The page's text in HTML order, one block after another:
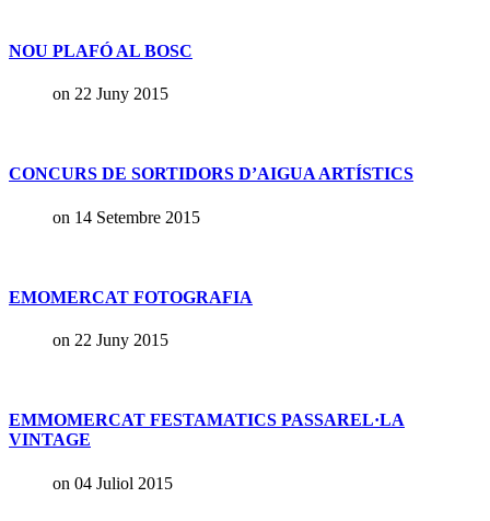
NOU PLAFÓ AL BOSC
on 22 Juny 2015
CONCURS DE SORTIDORS D’AIGUA ARTÍSTICS
on 14 Setembre 2015
EMOMERCAT FOTOGRAFIA
on 22 Juny 2015
EMMOMERCAT FESTAMATICS PASSAREL·LA
VINTAGE
on 04 Juliol 2015